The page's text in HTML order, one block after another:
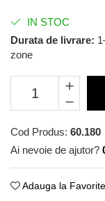
IN STOC
Durata de livrare:
zone
Cod Produs: 60.180
Ai nevoie de ajutor?
Adauga la Favorite